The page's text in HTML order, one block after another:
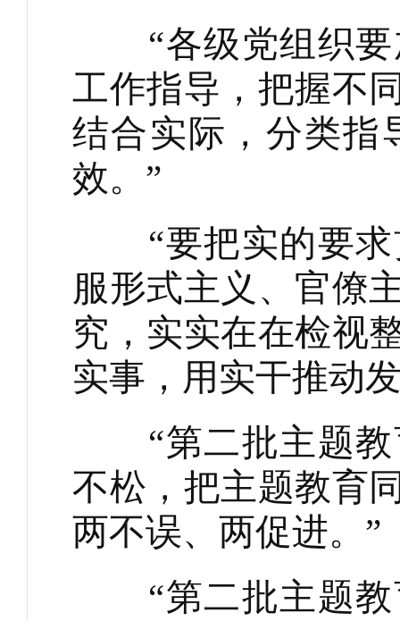
“各级党组织要
工作指导，把握不
结合实际，分类指
效。”
“要把实的要求
服形式主义、官僚
究，实实在在检视
实事，用实干推动
“第二批主题教
不松，把主题教育
两不误、两促进。”
“第二批主题教